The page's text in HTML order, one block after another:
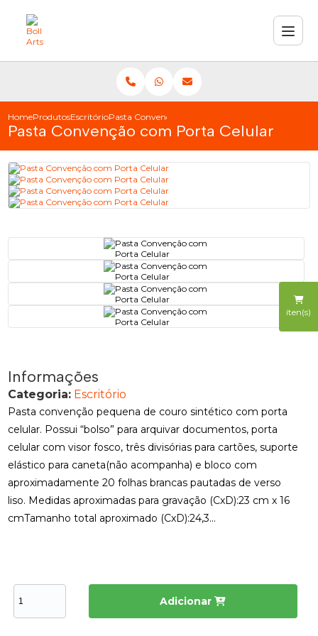
iten(s)
HomeProdutosEscritórioPasta Convenção com Porta Celular
Pasta Convenção com Porta Celular
Informações
Categoria: Escritório
Pasta convenção pequena de couro sintético com porta
celular. Possui “bolso” para arquivar documentos, porta
celular com visor fosco, três divisórias para cartões, suporte
elástico para caneta(não acompanha) e bloco com
aproximadamente 20 folhas brancas pautadas de verso
liso. Medidas aproximadas para gravação (CxD):23 cm x 16
cmTamanho total aproximado (CxD):24,3...
Adicionar